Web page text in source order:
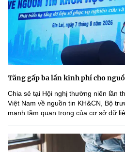
Tăng gấp ba lần kinh phí cho
Chia sẻ tại Hội nghị thường niên lần
Việt Nam về nguồn tin KH&CN, Bộ
mạnh tầm quan trọng của cơ sở dữ